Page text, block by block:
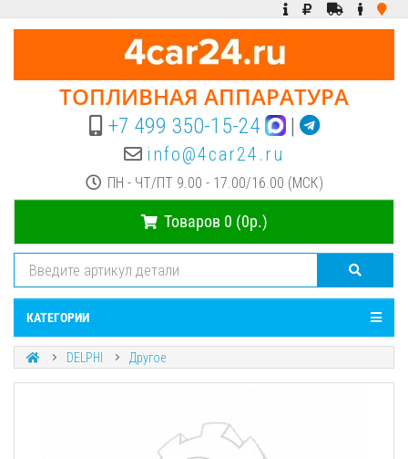
ТОПЛИВНАЯ АППАРАТУРА
+7 499 350-15-24 |
info@4car24.ru
ПН - ЧТ/ПТ 9.00 - 17.00/16.00 (МСК)
Товаров 0 (0р.)
КАТЕГОРИИ
DELPHI Другое